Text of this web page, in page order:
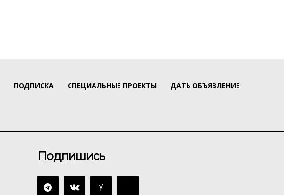
ПОДПИСКА СПЕЦИАЛЬНЫЕ ПРОЕКТЫ ДАТЬ ОБЪЯВЛЕНИЕ
Подпишись